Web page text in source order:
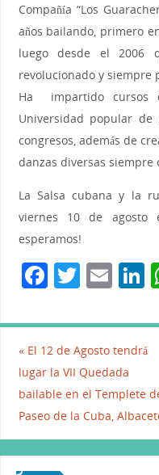
Compañía “Los
años bailando, primero
luego desde el 2006
revolucionado y siempre
Ha impartido cursos
Universidad popular de
congresos, además de
danzas diversas siempre
La Salsa cubana y la
viernes 10 de agosto
esperamos!
F
c
e
b
o
o
k
T
itt
er
E
ai
l
k
e
«El 12 de Agosto tendrá
lugar la VII Quedada
bailable en el Templete
Paseo de la Cuba,